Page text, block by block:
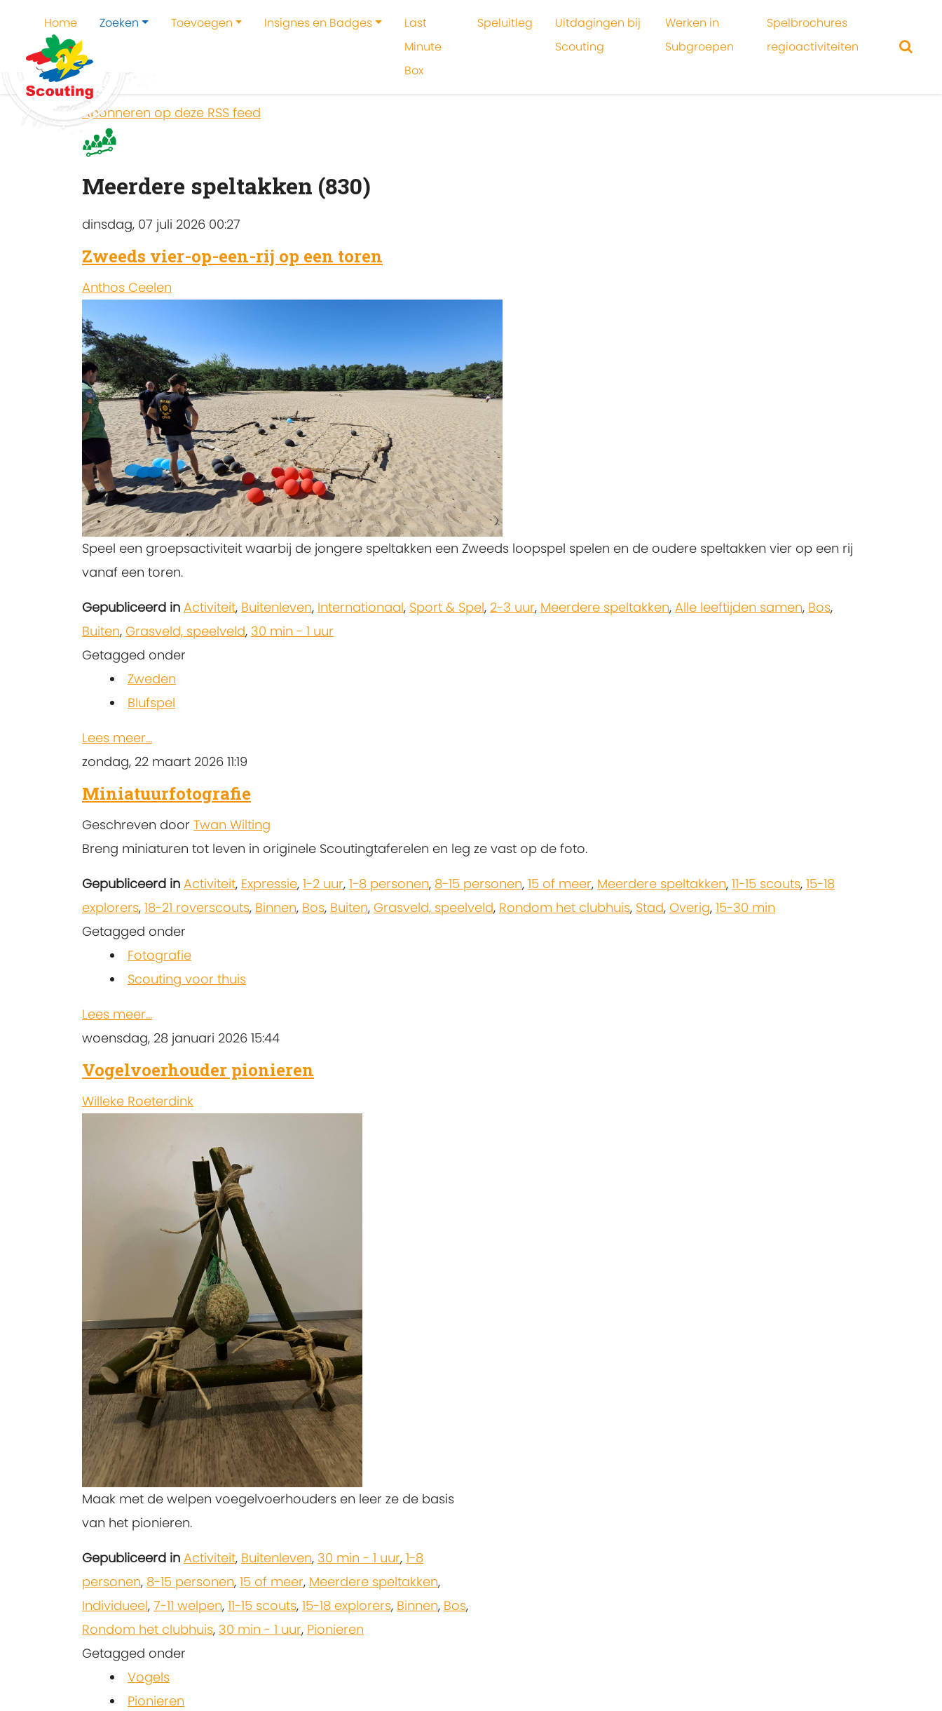
Home Zoeken Toevoegen Insignes en Badges
Last
Minute
Box
Speluitleg
Uitdagingen bij
Scouting
Werken in
Subgroepen
Spelbrochures
regioactiviteiten
Home Meerdere speltakken
Abonneren op deze RSS feed
Meerdere speltakken (830)
dinsdag, 07 juli 2026 00:27
Zweeds vier-op-een-rij op een toren
Anthos Ceelen
Speel een groepsactiviteit waarbij de jongere speltakken een Zweeds loopspel spelen en de oudere speltakken vier op een rij
vanaf een toren.
Gepubliceerd in Activiteit, Buitenleven, Internationaal, Sport & Spel, 2-3 uur, Meerdere speltakken, Alle leeftijden samen, Bos,
Buiten, Grasveld, speelveld, 30 min - 1 uur
Getagged onder
Zweden
Blufspel
Lees meer...
zondag, 22 maart 2026 11:19
Miniatuurfotografie
Geschreven door Twan Wilting
Breng miniaturen tot leven in originele Scoutingtaferelen en leg ze vast op de foto.
Gepubliceerd in Activiteit, Expressie, 1-2 uur, 1-8 personen, 8-15 personen, 15 of meer, Meerdere speltakken, 11-15 scouts, 15-18
explorers, 18-21 roverscouts, Binnen, Bos, Buiten, Grasveld, speelveld, Rondom het clubhuis, Stad, Overig, 15-30 min
Getagged onder
Fotografie
Scouting voor thuis
Lees meer...
woensdag, 28 januari 2026 15:44
Vogelvoerhouder pionieren
Willeke Roeterdink
Maak met de welpen voegelvoerhouders en leer ze de basis
van het pionieren.
Gepubliceerd in Activiteit, Buitenleven, 30 min - 1 uur, 1-8
personen, 8-15 personen, 15 of meer, Meerdere speltakken,
Individueel, 7-11 welpen, 11-15 scouts, 15-18 explorers, Binnen, Bos,
Rondom het clubhuis, 30 min - 1 uur, Pionieren
Getagged onder
Vogels
Pionieren